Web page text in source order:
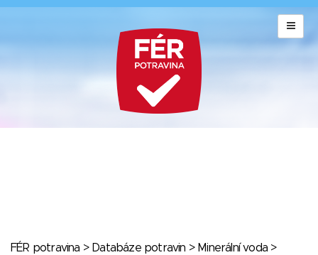
FÉR potravina > Databáze potravin > Minerální voda >